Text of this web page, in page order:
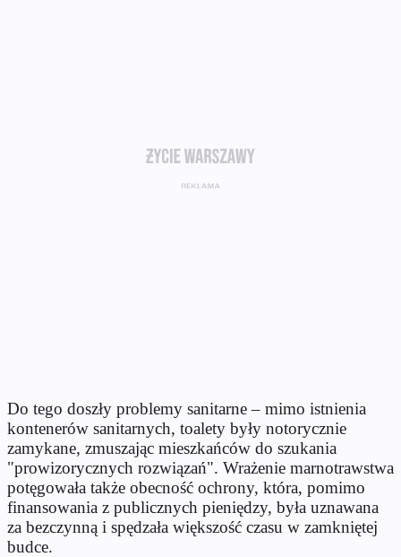
Do tego doszły problemy sanitarne – mimo istnienia
kontenerów sanitarnych, toalety były notorycznie
zamykane, zmuszając mieszkańców do szukania
"prowizorycznych rozwiązań". Wrażenie marnotrawstwa
potęgowała także obecność ochrony, która, pomimo
finansowania z publicznych pieniędzy, była uznawana
za bezczynną i spędzała większość czasu w zamkniętej
budce.